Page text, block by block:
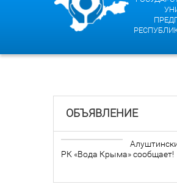
ОБЪЯВЛЕНИЕ
РК «Вода Крыма» сообщает!